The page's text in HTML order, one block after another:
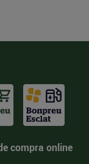
compra online